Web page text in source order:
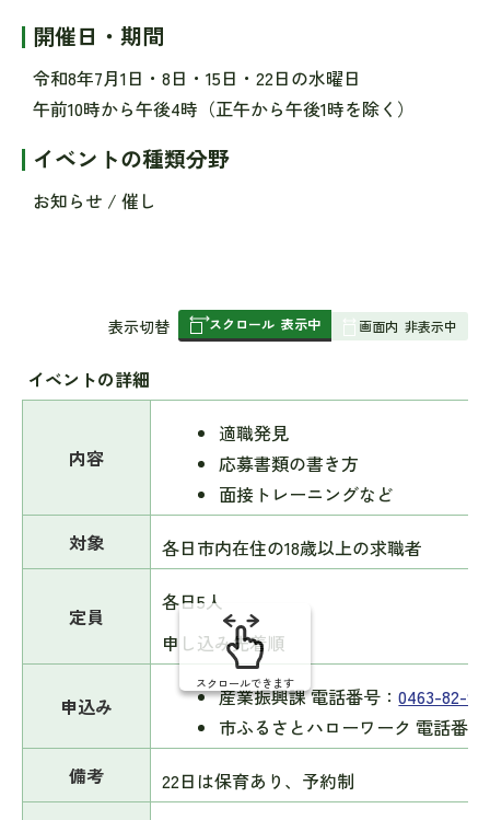
開催日・期間
令和8年7月1日・8日・15日・22日の水曜日
午前10時から午後4時（正午から午後1時を除く）
イベントの種類分野
お知らせ / 催し
表
み
の
表示切替 スクロール 表示中 画面内 非表示中
イベントの詳細
内容
適職発見
応募書類の書き方
面接トレーニングなど
対象
各日市内在住の18歳以上の求職者
定員
各日5人
申し込み先着順
申込み 産業振興課 電話番号：0463-82-
市ふるさとハローワーク 電話番
備考
22日は保育あり、予約制
スクロールできます